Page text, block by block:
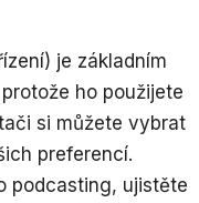
je základním
ho použijete
si můžete vybrat
preferencí.
podcasting, ujistěte